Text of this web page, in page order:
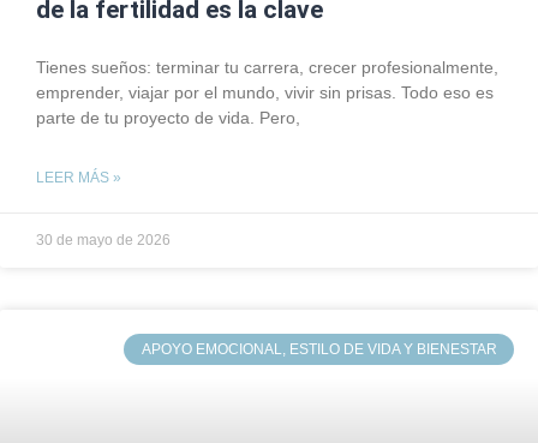
de la fertilidad es la clave
Tienes sueños: terminar tu carrera, crecer profesionalmente,
emprender, viajar por el mundo, vivir sin prisas. Todo eso es
parte de tu proyecto de vida. Pero,
LEER MÁS »
30 de mayo de 2026
APOYO EMOCIONAL, ESTILO DE VIDA Y BIENESTAR